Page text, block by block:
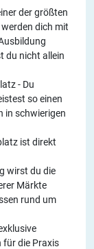
der größten
dich mit
du nicht allein
- Du
so einen
in schwierigen
ist direkt
wirst du die
Märkte
rund um
für die Praxis